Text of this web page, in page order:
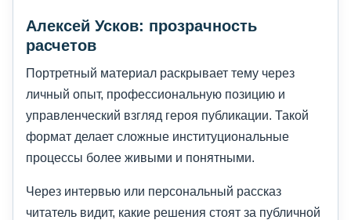
Алексей Усков: прозрачность
расчетов
Портретный материал раскрывает тему через
личный опыт, профессиональную позицию и
управленческий взгляд героя публикации. Такой
формат делает сложные институциональные
процессы более живыми и понятными.
Через интервью или персональный рассказ
читатель видит, какие решения стоят за публичной